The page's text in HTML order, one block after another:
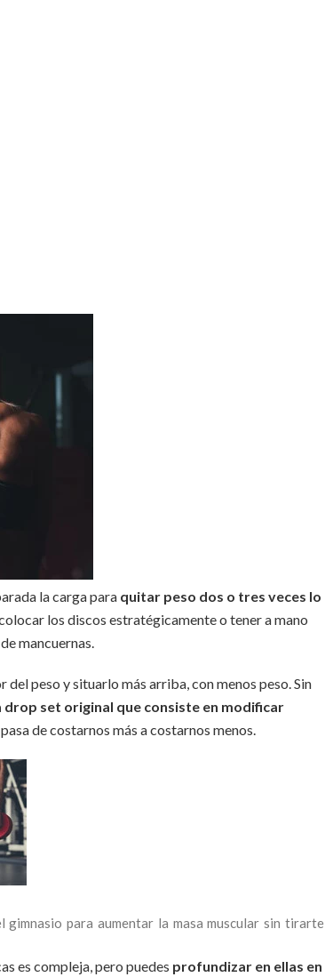
la carga para quitar peso dos o tres veces lo
los discos estratégicamente o tener a mano
mancuernas.
peso y situarlo más arriba, con menos peso. Sin
drop set original que consiste en modificar
de costarnos más a costarnos menos.
para aumentar la masa muscular sin tirarte
es compleja, pero puedes profundizar en ellas en